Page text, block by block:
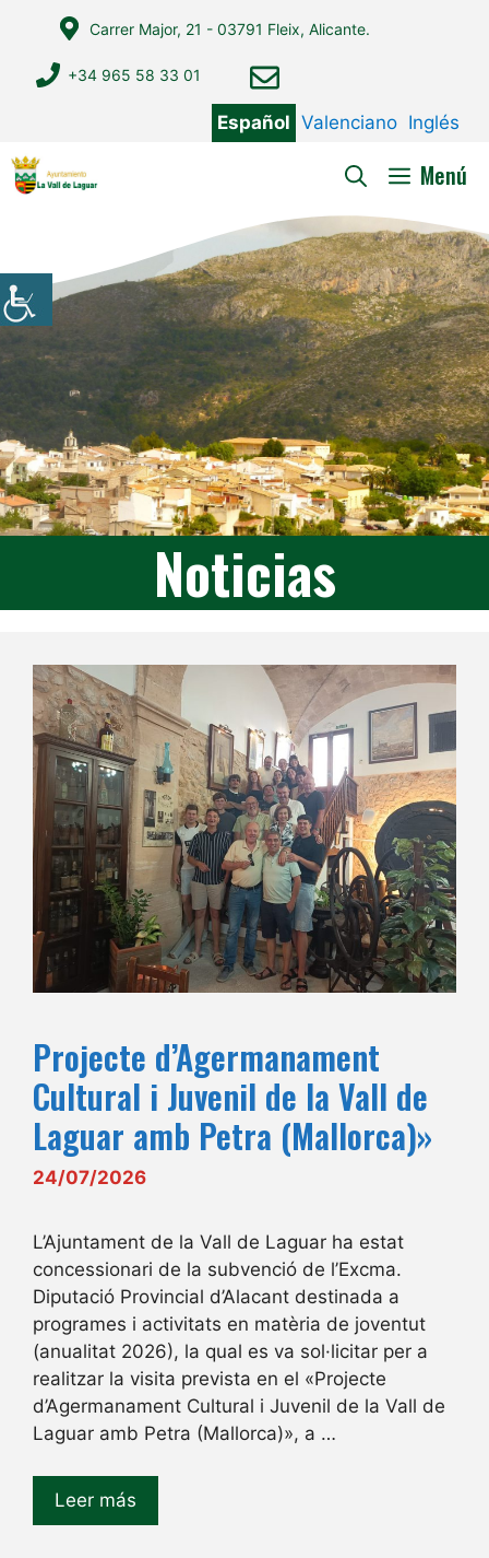
contenido
Carrer Major, 21 - 03791 Fleix, Alicante.
+34 965 58 33 01
Español Valenciano Inglés
Menú
Noticias
Projecte d’Agermanament
Cultural i Juvenil de la Vall de
Laguar amb Petra (Mallorca)»
24/07/2026
L’Ajuntament de la Vall de Laguar ha estat
concessionari de la subvenció de l’Excma.
Diputació Provincial d’Alacant destinada a
programes i activitats en matèria de joventut
(anualitat 2026), la qual es va sol·licitar per a
realitzar la visita prevista en el «Projecte
d’Agermanament Cultural i Juvenil de la Vall de
Laguar amb Petra (Mallorca)», a …
Leer más